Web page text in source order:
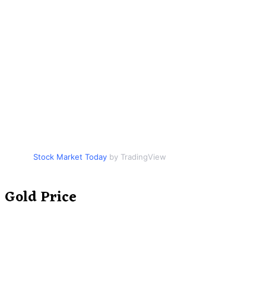
Stock Market Today by TradingView
Gold Price